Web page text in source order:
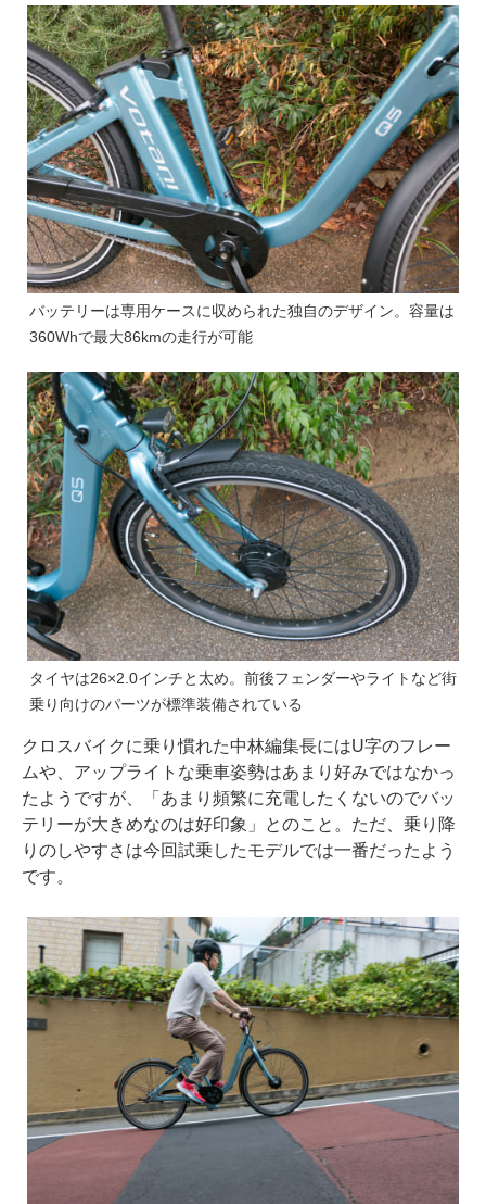
バッテリーは専用ケースに収められた独自のデザイン。容量は
360Whで最大86kmの走行が可能
タイヤは26×2.0インチと太め。前後フェンダーやライトなど街
乗り向けのパーツが標準装備されている
クロスバイクに乗り慣れた中林編集長にはU字のフレー
ムや、アップライトな乗車姿勢はあまり好みではなかっ
たようですが、「あまり頻繁に充電したくないのでバッ
テリーが大きめなのは好印象」とのこと。ただ、乗り降
りのしやすさは今回試乗したモデルでは一番だったよう
です。